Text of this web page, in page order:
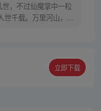
，不过仙魔掌中一粒
世千载。万里河山，不
立即下载